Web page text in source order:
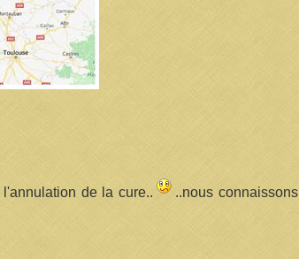
de la cure..
..nous connaissons